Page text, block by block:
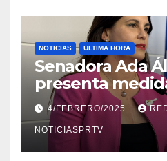
NOTICIAS ULTIMA HORA
Senadora Ada
presenta
violencia en el
4/FEBRERO/2025
NOTICIASPRTV